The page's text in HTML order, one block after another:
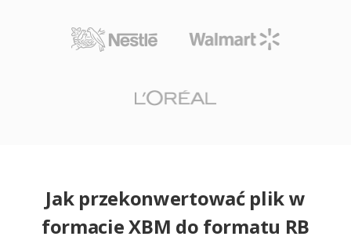
Jak przekonwertować plik w
formacie XBM do formatu RB